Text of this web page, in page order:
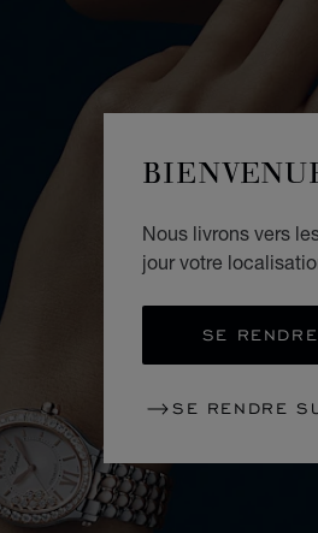
Nous livrons vers
jour votre
SE
SE RENDRE